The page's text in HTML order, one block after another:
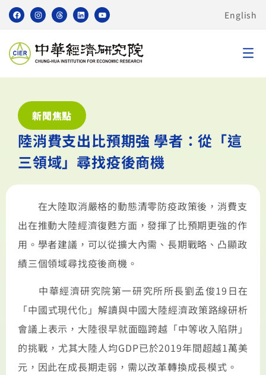
English
新聞焦點
陸消費支出比預期強 學者：從「這
三領域」尋找疫後商機
在大陸取消嚴格的動態清零防疫政策後，消費支
出在推動大陸經濟復甦方面，發揮了比預期更強的作
用。學者建議，可以從擴大內需、長期戰略、凸顯政
績三個領域尋找疫後商機。
中華經濟研究院第一研究所所長劉孟俊19日在
「中國式現代化」解讀與中國大陸經濟政策路線研析
會議上表示，大陸很早就面臨跨越「中等收入陷阱」
的挑戰，尤其大陸人均GDP已於2019年間超越1萬美
元，因此在成長期走弱，需以改革轉換成長模式。